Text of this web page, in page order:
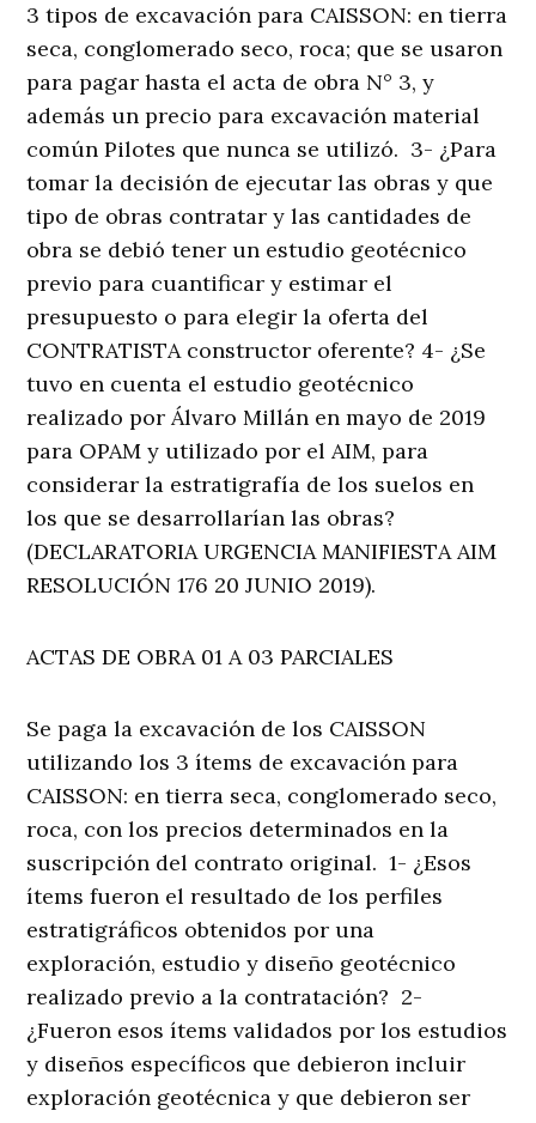
3 tipos de excavación para CAISSON: en tierra
seca, conglomerado seco, roca; que se usaron
para pagar hasta el acta de obra N° 3, y
además un precio para excavación material
común Pilotes que nunca se utilizó. 3- ¿Para
tomar la decisión de ejecutar las obras y que
tipo de obras contratar y las cantidades de
obra se debió tener un estudio geotécnico
previo para cuantificar y estimar el
presupuesto o para elegir la oferta del
CONTRATISTA constructor oferente? 4- ¿Se
tuvo en cuenta el estudio geotécnico
realizado por Álvaro Millán en mayo de 2019
para OPAM y utilizado por el AIM, para
considerar la estratigrafía de los suelos en
los que se desarrollarían las obras?
(DECLARATORIA URGENCIA MANIFIESTA AIM
RESOLUCIÓN 176 20 JUNIO 2019).
ACTAS DE OBRA 01 A 03 PARCIALES
Se paga la excavación de los CAISSON
utilizando los 3 ítems de excavación para
CAISSON: en tierra seca, conglomerado seco,
roca, con los precios determinados en la
suscripción del contrato original. 1- ¿Esos
ítems fueron el resultado de los perfiles
estratigráficos obtenidos por una
exploración, estudio y diseño geotécnico
realizado previo a la contratación? 2-
¿Fueron esos ítems validados por los estudios
y diseños específicos que debieron incluir
exploración geotécnica y que debieron ser